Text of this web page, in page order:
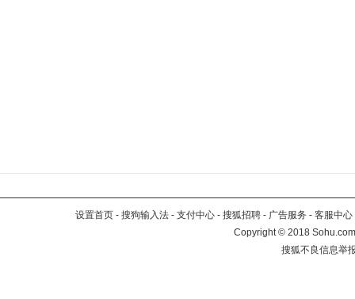
设置首页 - 搜狗输入法 - 支付中心 - 搜狐招聘 - 广告服务 - 客服中心
Copyright©2018
搜狐不良信息举